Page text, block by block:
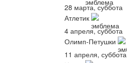
28 марта, суббота
Атлетик
4 апреля, суббота
Олимп-Петушки
11 апреля, суббота